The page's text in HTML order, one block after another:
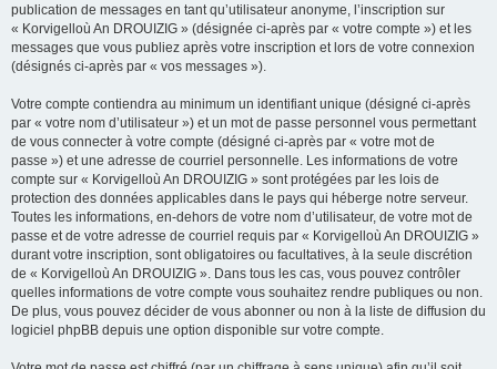
publication de messages en tant qu’utilisateur anonyme, l’inscription sur
« Korvigelloù An DROUIZIG » (désignée ci-après par « votre compte ») et les
messages que vous publiez après votre inscription et lors de votre connexion
(désignés ci-après par « vos messages »).
Votre compte contiendra au minimum un identifiant unique (désigné ci-après
par « votre nom d’utilisateur ») et un mot de passe personnel vous permettant
de vous connecter à votre compte (désigné ci-après par « votre mot de
passe ») et une adresse de courriel personnelle. Les informations de votre
compte sur « Korvigelloù An DROUIZIG » sont protégées par les lois de
protection des données applicables dans le pays qui héberge notre serveur.
Toutes les informations, en-dehors de votre nom d’utilisateur, de votre mot de
passe et de votre adresse de courriel requis par « Korvigelloù An DROUIZIG »
durant votre inscription, sont obligatoires ou facultatives, à la seule discrétion
de « Korvigelloù An DROUIZIG ». Dans tous les cas, vous pouvez contrôler
quelles informations de votre compte vous souhaitez rendre publiques ou non.
De plus, vous pouvez décider de vous abonner ou non à la liste de diffusion du
logiciel phpBB depuis une option disponible sur votre compte.